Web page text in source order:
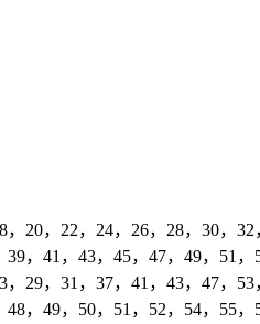
20，22，24，26，28，30，
，41，43，45，47，49，51，
29，31，37，41，43，47，
，49，50，51，52，54，55，